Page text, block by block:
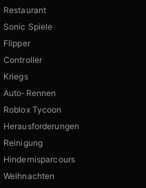
Restaurant
Sonic Spiele
Flipper
Controller
Kriegs
Auto-Rennen
Roblox Tycoon
Herausforderungen
Reinigung
Hindernisparcours
Weihnachten